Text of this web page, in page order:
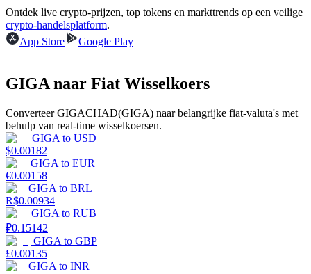
Macht varkentje
Verdien dagelijks competitieve beloningen
Ontdek live crypto-prijzen, top tokens en markttrends op een veilige
crypto-handelsplatform.
App Store
Google Play
GIGA naar Fiat Wisselkoers
Converteer GIGACHAD(GIGA) naar belangrijke fiat-valuta's met
behulp van real-time wisselkoersen.
GIGA to USD
$0.00182
GIGA to EUR
€0.00158
GIGA to BRL
R$0.00934
GIGA to RUB
₽0.15142
GIGA to GBP
£0.00135
GIGA to INR